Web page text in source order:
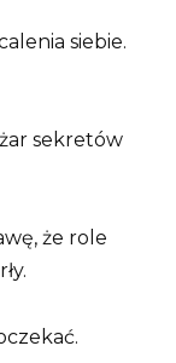
siebie.
sekretów
że role